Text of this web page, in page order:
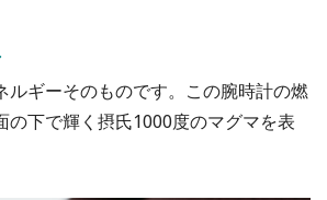
ルギーそのものです。この腕時計の燃
の下で輝く摂氏1000度のマグマを表